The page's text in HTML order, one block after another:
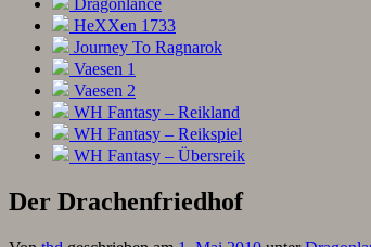
Dragonlance
HeXXen 1733
Journey To Ragnarok
Vaesen 1
Vaesen 2
WH Fantasy – Reikland
WH Fantasy – Reikspiel
WH Fantasy – Übersreik
Der Drachenfriedhof